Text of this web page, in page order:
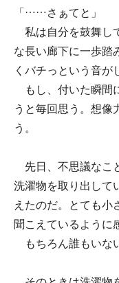
「……さぁてと」
私は自分を鼓舞し
な長い廊下に一歩踏
くバチっという音が
もし、付いた瞬間
うと毎回思う。想像
う。
先日、不思議なこ
洗濯物を取り出して
えたのだ。とても小
聞こえているように
もちろん誰もいな